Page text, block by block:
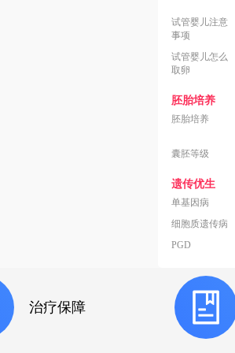
试管婴儿注意
事项
试管婴儿怎么
取卵
胚胎培养
胚胎培养
囊胚等级
遗传优生
单基因病
细胞质遗传病
PGD
治疗保障